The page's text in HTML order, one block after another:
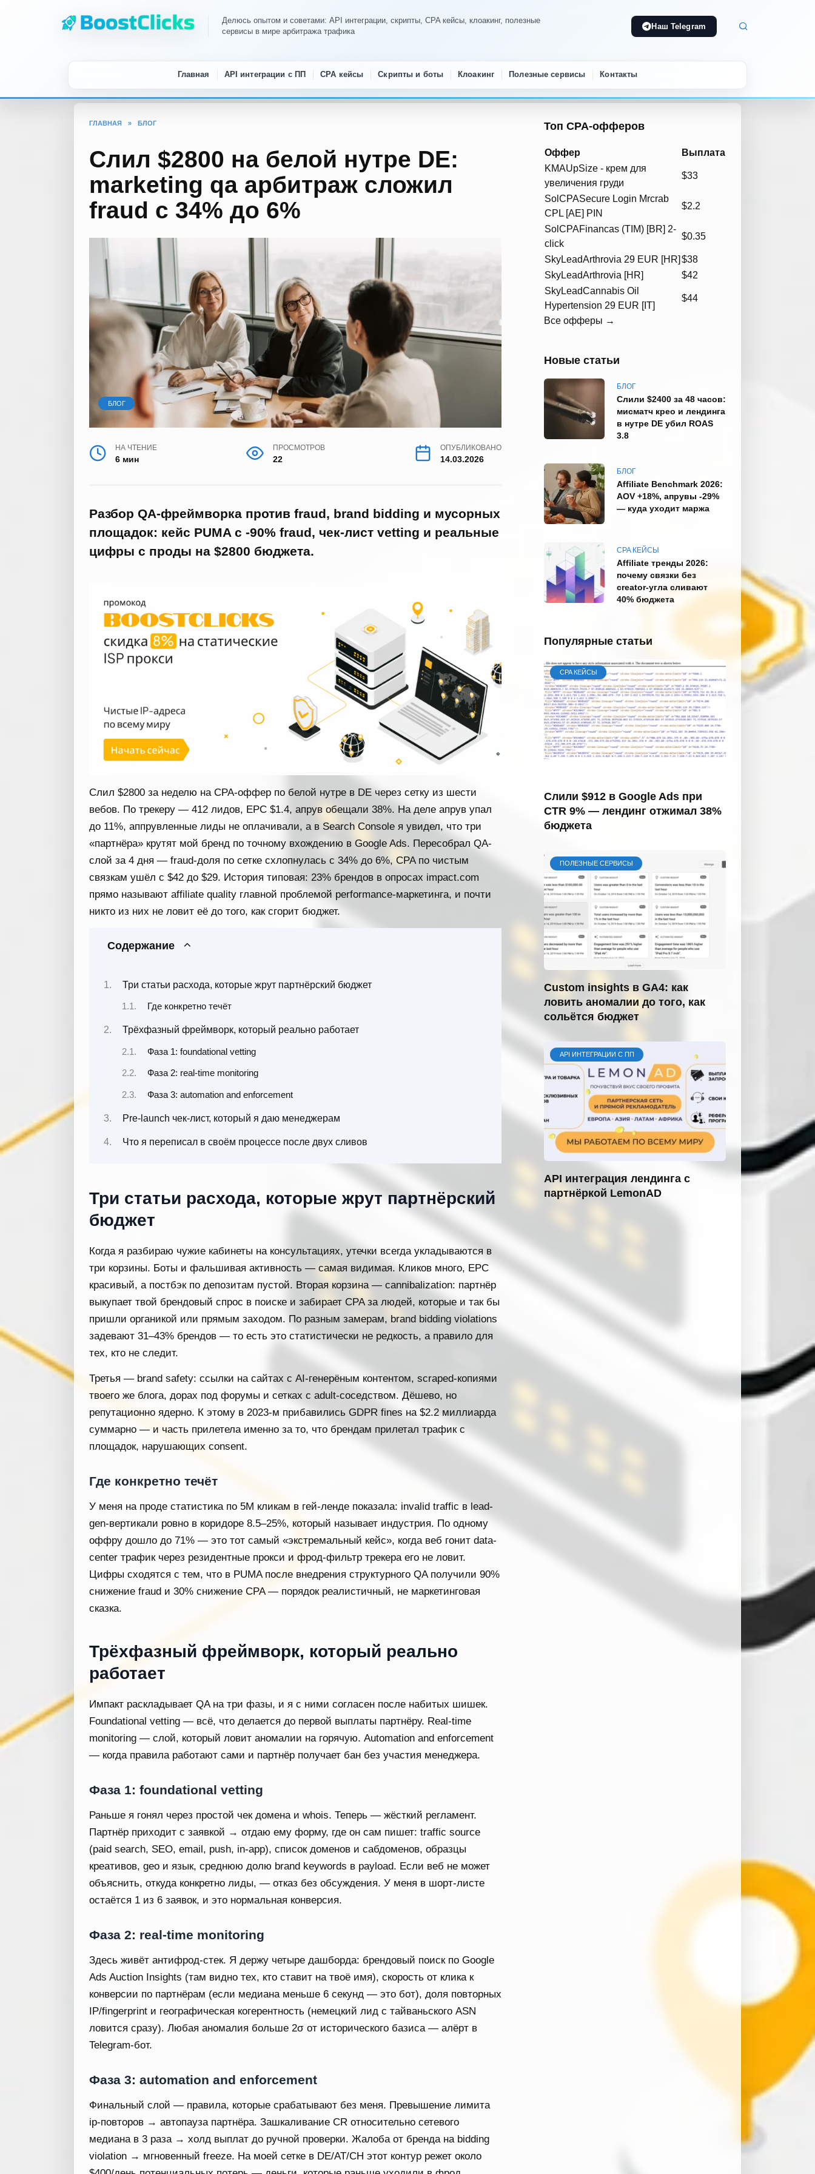
Делюсь опытом и советами: API интеграции, скрипты, CPA кейсы, клоакинг, полезные
сервисы в мире арбитража трафика
Наш Telegram
Главная API интеграции с ПП CPA кейсы Скрипты и боты Клоакинг Полезные сервисы Контакты
ГЛАВНАЯ » БЛОГ
Слил $2800 на белой нутре DE:
marketing qa арбитраж сложил
fraud с 34% до 6%
БЛОГ
НА ЧТЕНИЕ
6 мин
ПРОСМОТРОВ
22
ОПУБЛИКОВАНО
14.03.2026
Разбор QA-фреймворка против fraud, brand bidding и мусорных
площадок: кейс PUMA с -90% fraud, чек-лист vetting и реальные
цифры с проды на $2800 бюджета.
Слил $2800 за неделю на CPA-оффер по белой нутре в DE через сетку из шести
вебов. По трекеру — 412 лидов, EPC $1.4, апрув обещали 38%. На деле апрув упал
до 11%, аппрувленные лиды не оплачивали, а в Search Console я увидел, что три
«партнёра» крутят мой бренд по точному вхождению в Google Ads. Пересобрал QA-
слой за 4 дня — fraud-доля по сетке схлопнулась с 34% до 6%, CPA по чистым
связкам ушёл с $42 до $29. История типовая: 23% брендов в опросах impact.com
прямо называют affiliate quality главной проблемой performance-маркетинга, и почти
никто из них не ловит её до того, как сгорит бюджет.
Содержание
Три статьи расхода, которые жрут партнёрский бюджет
Где конкретно течёт
Трёхфазный фреймворк, который реально работает
Фаза 1: foundational vetting
Фаза 2: real-time monitoring
Фаза 3: automation and enforcement
Pre-launch чек-лист, который я даю менеджерам
Что я переписал в своём процессе после двух сливов
Три статьи расхода, которые жрут партнёрский
бюджет
Когда я разбираю чужие кабинеты на консультациях, утечки всегда укладываются в
три корзины. Боты и фальшивая активность — самая видимая. Кликов много, EPC
красивый, а постбэк по депозитам пустой. Вторая корзина — cannibalization: партнёр
выкупает твой брендовый спрос в поиске и забирает CPA за людей, которые и так бы
пришли органикой или прямым заходом. По разным замерам, brand bidding violations
задевают 31–43% брендов — то есть это статистически не редкость, а правило для
тех, кто не следит.
Третья — brand safety: ссылки на сайтах с AI-генерёным контентом, scraped-копиями
твоего же блога, дорах под форумы и сетках с adult-соседством. Дёшево, но
репутационно ядерно. К этому в 2023-м прибавились GDPR fines на $2.2 миллиарда
суммарно — и часть прилетела именно за то, что брендам прилетал трафик с
площадок, нарушающих consent.
Где конкретно течёт
У меня на проде статистика по 5М кликам в гей-ленде показала: invalid traffic в lead-
gen-вертикали ровно в коридоре 8.5–25%, который называет индустрия. По одному
оффру дошло до 71% — это тот самый «экстремальный кейс», когда веб гонит data-
center трафик через резидентные прокси и фрод-фильтр трекера его не ловит.
Цифры сходятся с тем, что в PUMA после внедрения структурного QA получили 90%
снижение fraud и 30% снижение CPA — порядок реалистичный, не маркетинговая
сказка.
Трёхфазный фреймворк, который реально
работает
Импакт раскладывает QA на три фазы, и я с ними согласен после набитых шишек.
Foundational vetting — всё, что делается до первой выплаты партнёру. Real-time
monitoring — слой, который ловит аномалии на горячую. Automation and enforcement
— когда правила работают сами и партнёр получает бан без участия менеджера.
Фаза 1: foundational vetting
Раньше я гонял через простой чек домена и whois. Теперь — жёсткий регламент.
Партнёр приходит с заявкой → отдаю ему форму, где он сам пишет: traffic source
(paid search, SEO, email, push, in-app), список доменов и сабдоменов, образцы
креативов, gео и язык, среднюю долю brand keywords в payload. Если веб не может
объяснить, откуда конкретно лиды, — отказ без обсуждения. У меня в шорт-листе
остаётся 1 из 6 заявок, и это нормальная конверсия.
Фаза 2: real-time monitoring
Здесь живёт антифрод-стек. Я держу четыре дашборда: брендовый поиск по Google
Ads Auction Insights (там видно тех, кто ставит на твоё имя), скорость от клика к
конверсии по партнёрам (если медиана меньше 6 секунд — это бот), доля повторных
IP/fingerprint и географическая когерентность (немецкий лид с тайваньского ASN
ловится сразу). Любая аномалия больше 2σ от исторического базиса — алёрт в
Telegram-бот.
Фаза 3: automation and enforcement
Финальный слой — правила, которые срабатывают без меня. Превышение лимита
ip-повторов → автопауза партнёра. Зашкаливание CR относительно сетевого
медиана в 3 раза → холд выплат до ручной проверки. Жалоба от бренда на bidding
violation → мгновенный freeze. На моей сетке в DE/AT/CH этот контур режет около
Топ CPA-офферов
Оффер
Выплата
KMAUpSize - крем для
увеличения груди
$33
SolCPASecure Login Mrcrab
CPL [AE] PIN
$2.2
SolCPAFinancas (TIM) [BR] 2-
click
$0.35
SkyLeadArthrovia 29 EUR [HR] $38
SkyLeadArthrovia [HR]
$42
SkyLeadCannabis Oil
Hypertension 29 EUR [IT]
$44
Все офферы →
Новые статьи
БЛОГ
Слили $2400 за 48 часов:
мисматч крео и лендинга
в нутре DE убил ROAS
3.8
БЛОГ
Affiliate Benchmark 2026:
AOV +18%, апрувы -29%
— куда уходит маржа
CPA КЕЙСЫ
Affiliate тренды 2026:
почему связки без
creator-угла сливают
40% бюджета
Популярные статьи
CPA КЕЙСЫ
Слили $912 в Google Ads при
CTR 9% — лендинг отжимал 38%
бюджета
ПОЛЕЗНЫЕ СЕРВИСЫ
Custom insights в GA4: как
ловить аномалии до того, как
сольётся бюджет
API ИНТЕГРАЦИИ С ПП
API интеграция лендинга с
партнёркой LemonAD